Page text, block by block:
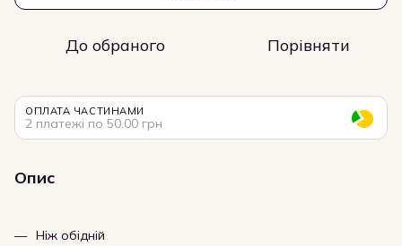
До обраного Порівняти
ОПЛАТА ЧАСТИНАМИ
2 платежі по 50.00 грн
Опис
Ніж обідній